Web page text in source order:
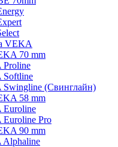
VEKA
70 mm
(Свинглайн)
58 mm
Pro
90 mm